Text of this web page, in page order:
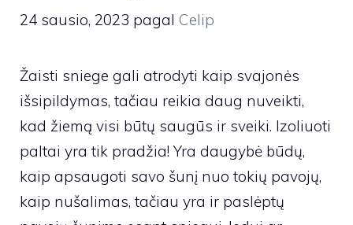
24 sausio, 2023 pagal Celip
Žaisti sniege gali atrodyti kaip svajonės
išsipildymas, tačiau reikia daug nuveikti,
kad žiemą visi būtų saugūs ir sveiki. Izoliuoti
paltai yra tik pradžia! Yra daugybė būdų,
kaip apsaugoti savo šunį nuo tokių pavojų,
kaip nušalimas, tačiau yra ir paslėptų